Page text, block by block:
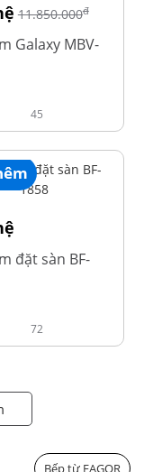
11.850.000đ
Galaxy MBV-
45
đặt sàn BF-
72
Bếp từ FAGOR